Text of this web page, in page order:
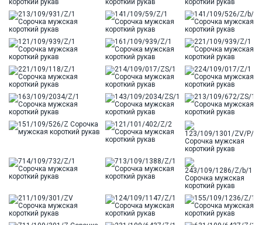
Карман
отсутствует
Силуэт
Полуприталенный силуэт / Regular fit